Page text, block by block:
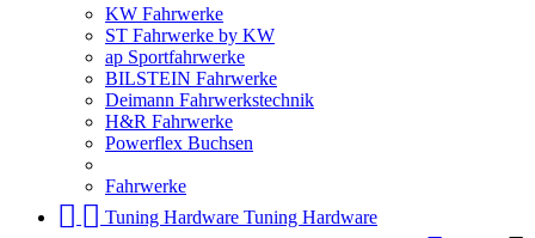
KW Fahrwerke
ST Fahrwerke by KW
ap Sportfahrwerke
BILSTEIN Fahrwerke
Deimann Fahrwerkstechnik
H&R Fahrwerke
Powerflex Buchsen
Fahrwerke
Tuning Hardware Tuning Hardware